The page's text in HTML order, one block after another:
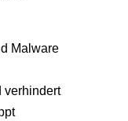
Malware
verhindert